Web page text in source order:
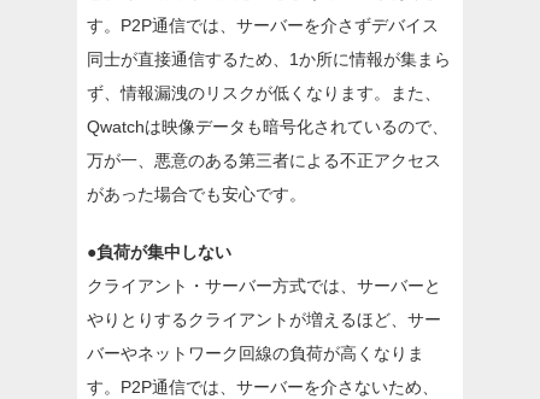
す。P2P通信では、サーバーを介さずデバイス
同士が直接通信するため、1か所に情報が集まら
ず、情報漏洩のリスクが低くなります。また、
Qwatchは映像データも暗号化されているので、
万が一、悪意のある第三者による不正アクセス
があった場合でも安心です。
●負荷が集中しない
クライアント・サーバー方式では、サーバーと
やりとりするクライアントが増えるほど、サー
バーやネットワーク回線の負荷が高くなりま
す。P2P通信では、サーバーを介さないため、